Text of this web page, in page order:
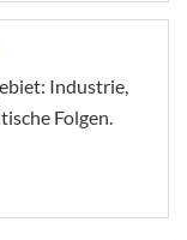
Industrie,
Folgen.